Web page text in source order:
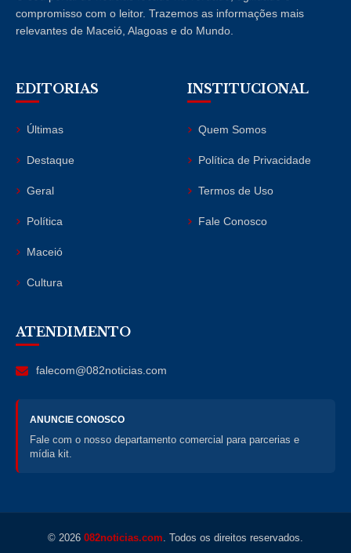
compromisso com o leitor. Trazemos as informações mais
relevantes de Maceió, Alagoas e do Mundo.
EDITORIAS
Últimas
Destaque
Geral
Política
Maceió
Cultura
INSTITUCIONAL
Quem Somos
Política de Privacidade
Termos de Uso
Fale Conosco
ATENDIMENTO
falecom@082noticias.com
ANUNCIE CONOSCO
Fale com o nosso departamento comercial para parcerias e
mídia kit.
© 2026 082noticias.com. Todos os direitos reservados.